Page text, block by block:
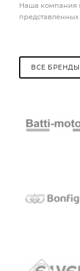
Наша компания
представленных
ВСЕ БРЕНДЫ